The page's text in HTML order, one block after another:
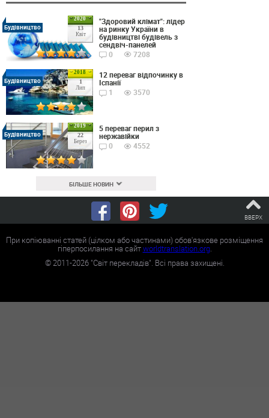
2020
13
Квіт
Будівництво
"Здоровий клімат": лідер
на ринку України в
будівництві будівель з
сендвіч-панелей
0
7208
2018
1
Лип
Будівництво
12 переваг відпочинку в
Іспанії
1
3570
2019
22
Берез
Будівництво
5 переваг перил з
нержавійки
0
4552
БІЛЬШЕ НОВИН
ВВЕРХ
При копіюванні статей (цілком або частинами) обов'язкове розміщення
гіперпосилання на сайтworldtranslation.org.
©2011-2026"Світ перекладів". Всі права захищені.